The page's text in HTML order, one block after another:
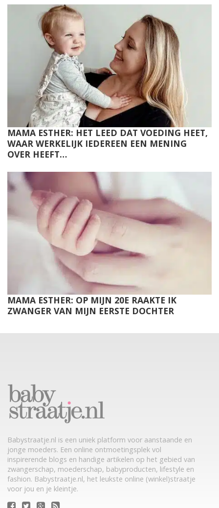
MAMA ESTHER: HET LEED DAT VOEDING HEET,
WAAR WERKELIJK IEDEREEN EEN MENING
OVER HEEFT…
MAMA ESTHER: OP MIJN 20E RAAKTE IK
ZWANGER VAN MIJN EERSTE DOCHTER
Babystraatje.nl is een uniek platform voor aanstaande en
jonge moeders. Een online ontmoetingsplek vol
inspirerende blogs en handige artikelen op het gebied van
zwangerschap, moederschap, babyproducten, lifestyle en
fashion. Babystraatje.nl, het leukste online (winkel)straatje
voor jou en je kleintje.